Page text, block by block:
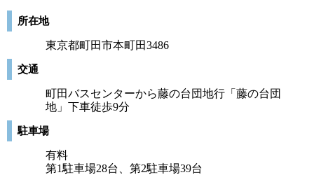
所在地
東京都町田市本町田3486
交通
町田バスセンターから藤の台団地行「藤の台団
地」下車徒歩9分
駐車場
有料
第1駐車場28台、第2駐車場39台